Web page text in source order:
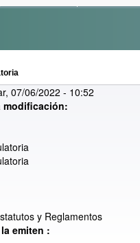
07/06/2022 - 10:52
modificación:
y Reglamentos
emiten :